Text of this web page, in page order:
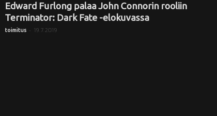
Edward Furlong palaa John Connorin rooliin
Terminator: Dark Fate -elokuvassa
toimitus - 19.7.2019